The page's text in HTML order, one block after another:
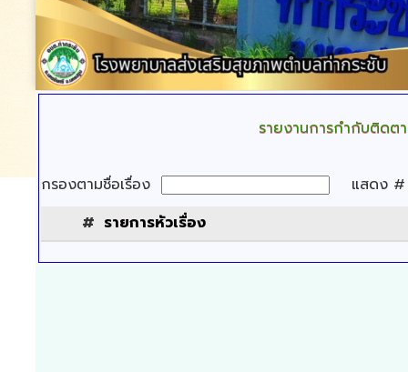
รายงานการกำกับติดต
กรองตามชื่อเรื่อง
แสดง
# รายการหัวเรื่อง